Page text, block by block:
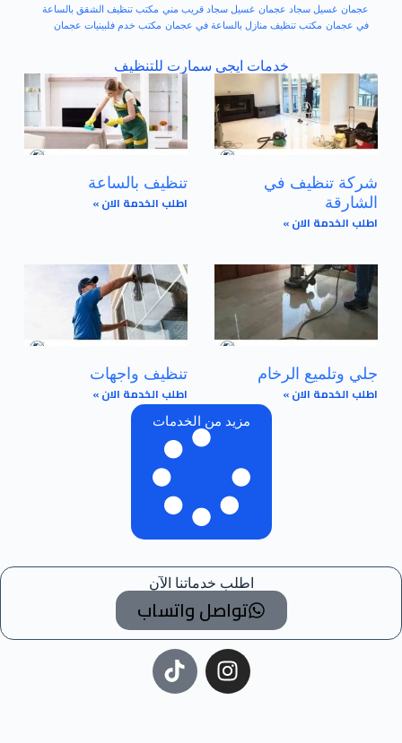
عجمان غسيل سجاد عجمان غسيل سجاد قريب مني مكتب تنظيف الشقق بالساعة
في عجمان مكتب تنظيف منازل بالساعة في عجمان مكتب خدم فلبينيات عجمان
خدمات ايجي سمارت للتنظيف
شركة تنظيف في
الشارقة
اطلب الخدمة الان »
تنظيف بالساعة
اطلب الخدمة الان »
جلي وتلميع الرخام
اطلب الخدمة الان »
تنظيف واجهات
اطلب الخدمة الان »
مزيد من الخدمات
اطلب خدماتنا الآن
تواصل واتساب